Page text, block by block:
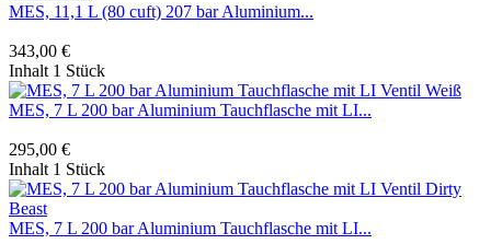
MES, 11,1 L (80 cuft) 207 bar Aluminium...
343,00 €
Inhalt 1 Stück
MES, 7 L 200 bar Aluminium Tauchflasche mit LI...
295,00 €
Inhalt 1 Stück
MES, 7 L 200 bar Aluminium Tauchflasche mit LI...